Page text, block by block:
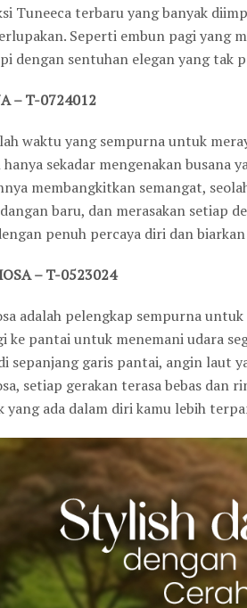
Tuneeca terbaru yang banyak
Seperti embun pagi yang
dengan sentuhan elegan yang tak
– T-0724012
waktu yang sempurna untuk
hanya sekadar mengenakan
membangkitkan semangat,
baru, dan merasakan setiap
penuh percaya diri dan
–T-0523024
adalah pelengkap sempurna
ke pantai untuk menemani udara
sepanjang garis pantai, angin laut
setiap gerakan terasa bebas dan
ada dalam diri kamu lebih